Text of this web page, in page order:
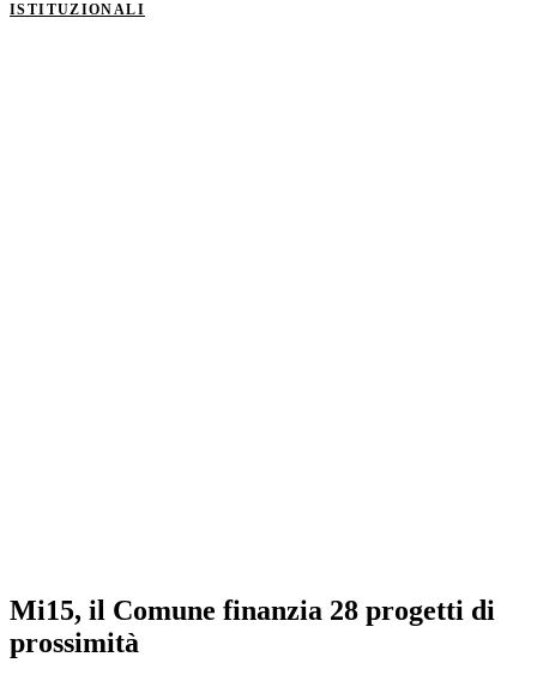
ISTITUZIONALI
Mi15, il Comune finanzia 28 progetti di
prossimità